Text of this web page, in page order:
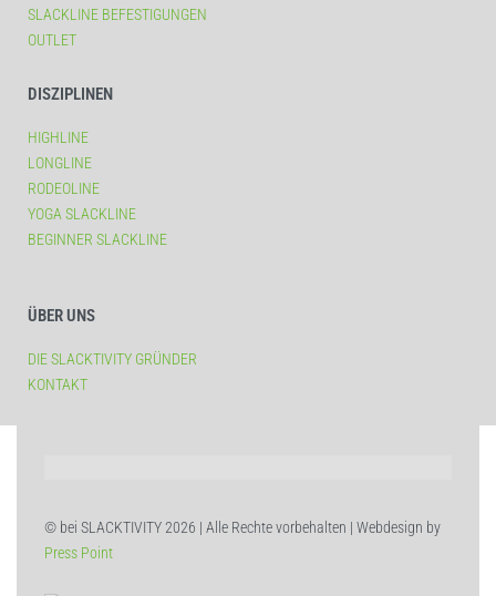
SLACKLINE BEFESTIGUNGEN
OUTLET
DISZIPLINEN
HIGHLINE
LONGLINE
RODEOLINE
YOGA SLACKLINE
BEGINNER SLACKLINE
ÜBER UNS
DIE SLACKTIVITY GRÜNDER
KONTAKT
© bei SLACKTIVITY 2026 | Alle Rechte vorbehalten | Webdesign by
Press Point